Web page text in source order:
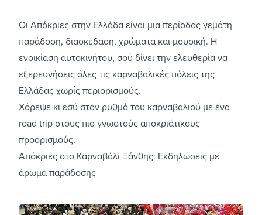
Οι Απόκριες στην Ελλάδα είναι μια περίοδος γεμάτη
παράδοση, διασκέδαση, χρώματα και μουσική. Η
ενοικίαση αυτοκινήτου, σού δίνει την ελευθερία να
εξερευνήσεις όλες τις καρναβαλικές πόλεις της
Ελλάδας χωρίς περιορισμούς.
Χόρεψε κι εσύ στον ρυθμό του καρναβαλιού με ένα
road trip στους πιο γνωστούς αποκριάτικους
προορισμούς.
Απόκριες στο Καρναβάλι Ξάνθης: Εκδηλώσεις με
άρωμα παράδοσης